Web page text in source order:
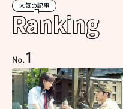
人気の記事
Ranking
No.1